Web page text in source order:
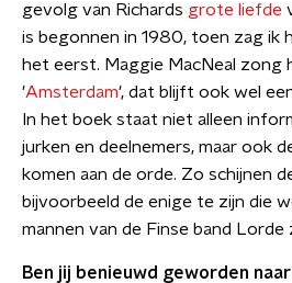
gevolg van Richards grote liefde
is begonnen in 1980, toen zag ik
het eerst. Maggie MacNeal zong
'Amsterdam', dat blijft ook wel
In het boek staat niet alleen
jurken en deelnemers, maar ook
komen aan de orde. Zo schijnen
bijvoorbeeld de enige te zijn die
mannen van de Finse band Lorde
Ben jij benieuwd geworden